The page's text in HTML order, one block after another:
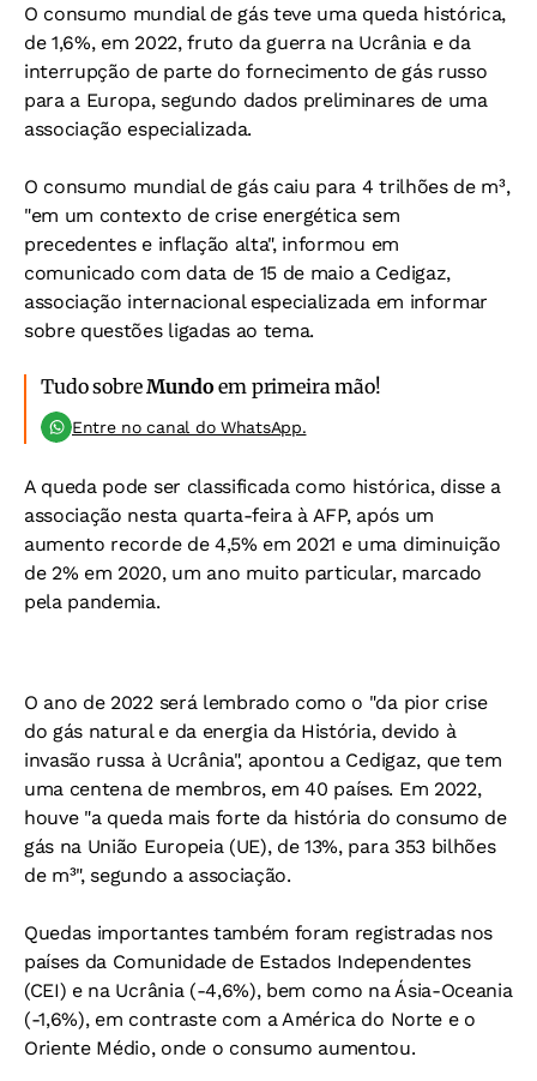
O consumo mundial de gás teve uma queda histórica,
de 1,6%, em 2022, fruto da guerra na Ucrânia e da
interrupção de parte do fornecimento de gás russo
para a Europa, segundo dados preliminares de uma
associação especializada.
O consumo mundial de gás caiu para 4 trilhões de m³,
"em um contexto de crise energética sem
precedentes e inflação alta", informou em
comunicado com data de 15 de maio a Cedigaz,
associação internacional especializada em informar
sobre questões ligadas ao tema.
Tudo sobreMundo em primeira mão!
Entre no canal do WhatsApp.
A queda pode ser classificada como histórica, disse a
associação nesta quarta-feira à AFP, após um
aumento recorde de 4,5% em 2021 e uma diminuição
de 2% em 2020, um ano muito particular, marcado
pela pandemia.
O ano de 2022 será lembrado como o "da pior crise
do gás natural e da energia da História, devido à
invasão russa à Ucrânia", apontou a Cedigaz, que tem
uma centena de membros, em 40 países. Em 2022,
houve "a queda mais forte da história do consumo de
gás na União Europeia (UE), de 13%, para 353 bilhões
de m³", segundo a associação.
Quedas importantes também foram registradas nos
países da Comunidade de Estados Independentes
(CEI) e na Ucrânia (-4,6%), bem como na Ásia-Oceania
(-1,6%), em contraste com a América do Norte e o
Oriente Médio, onde o consumo aumentou.